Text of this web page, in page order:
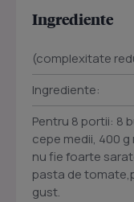
Ingrediente
(complexitate
Ingrediente:
Pentru 8 portii: 8
cepe medii, 400
nu fie foarte
pasta de
gust.